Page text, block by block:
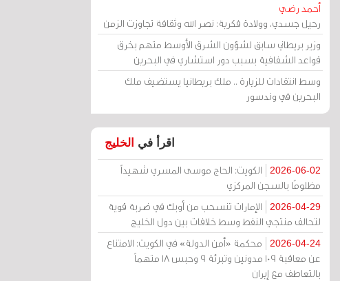
أحمد رضي
رحيل جسدي، وولادة فكرية: نصر الله وثقافة تجاوزت الزمن
وزير بريطاني سابق لشؤون الشرق الأوسط متهم بخرق
قواعد الشفافية بسبب دور استشاري في البحرين
وسط انتقادات للزيارة .. ملك بريطانيا يستضيف ملك
البحرين في وندسور
اقرأ في الخليج
2026-06-02
الكويت: الحاج موسى المسري شهيداً
مظلومًا بالسجن المركزي
2026-04-29
الإمارات تنسحب من أوبك في ضربة قوية
لتحالف منتجي النفط وسط خلافات بين دول الخليج
2026-04-24
محكمة «أمن الدولة» في الكويت: الامتناع
عن معاقبة 109 مدونين وتبرئة 9 وحبس 18 متهماً
بالتعاطف مع إيران